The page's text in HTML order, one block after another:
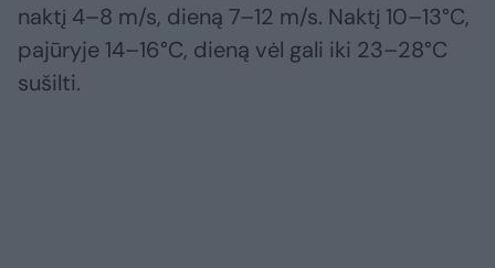
naktį 4–8 m/s, dieną 7–12 m/s. Naktį 10–13°C,
pajūryje 14–16°C, dieną vėl gali iki 23–28°C
sušilti.